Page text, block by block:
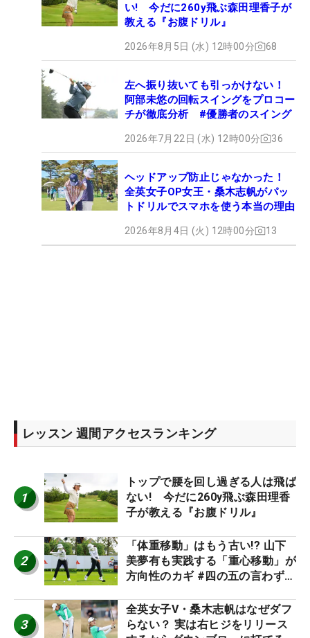
い! 今だに260y飛ぶ森田理香子が
教える『お腹ドリル』
2026年8月5日 (水) 12時00分 68
左へ振り抜いても引っかけない！
阿部未悠の回転スイングをプロコー
チが徹底分析 #優勝者のスイング
2026年7月22日 (水) 12時00分 36
ヘッドアップ防止じゃなかった！
全英女子OP女王・桑木志帆がパッ
トドリルでスマホを使う本当の理由
2026年8月4日 (火) 12時00分 13
レッスン 週間アクセスランキング
1
トップで腰を回し過ぎる人は飛ば
ない! 今だに260y飛ぶ森田理香
子が教える『お腹ドリル』
2
「体重移動」はもう古い!? 山下
美夢有も実践する「重心移動」が
方向性のカギ #四の五の言わず振
3
全英女子V・桑木志帆はなぜダフ
らない？ 実は右ヒジをリリース